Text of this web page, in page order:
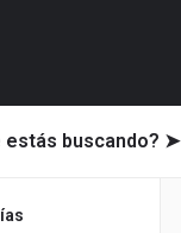
estás buscando? ➤